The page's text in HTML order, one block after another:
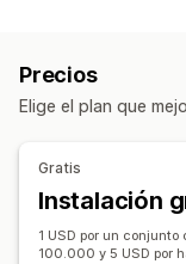
Descuentos
Envío gratis
Descuentos
Precios
Elige el plan que
Gratis
Instalación
1 USD por un
100.000 y 5 USD por